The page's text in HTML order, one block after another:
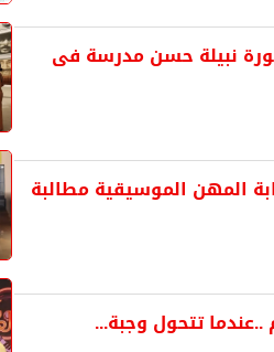
نبيلة حسن مدرسة فى
المهن الموسيقية مطالبة
تتحول وجبة...